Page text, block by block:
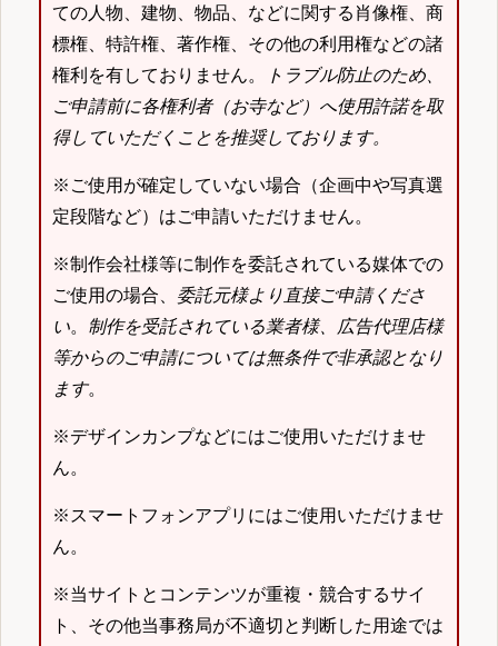
ての人物、建物、物品、などに関する肖像権、商
標権、特許権、著作権、その他の利用権などの諸
権利を有しておりません。
トラブル防止のため、
ご申請前に各権利者（お寺など）へ使用許諾を取
得していただくことを推奨しております。
※ご使用が確定していない場合（企画中や写真選
定段階など）はご申請いただけません。
※制作会社様等に制作を委託されている媒体での
ご使用の場合、 委託元様より直接ご申請くださ
い。 制作を受託されている業者様、広告代理店様
等からのご申請については無条件で非承認となり
ます。
※デザインカンプなどにはご使用いただけませ
ん。
※スマートフォンアプリにはご使用いただけませ
ん。
※当サイトとコンテンツが重複・競合するサイ
ト、その他当事務局が不適切と判断した用途では